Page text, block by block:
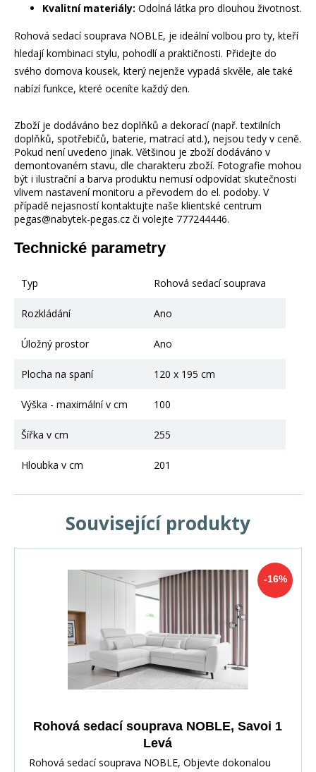
Kvalitní materiály: Odolná látka pro dlouhou životnost.
Rohová sedací souprava NOBLE, je ideální volbou pro ty, kteří
hledají kombinaci stylu, pohodlí a praktičnosti. Přidejte do
svého domova kousek, který nejenže vypadá skvěle, ale také
nabízí funkce, které oceníte každý den.
Zboží je dodáváno bez doplňků a dekorací (např. textilních
doplňků, spotřebičů, baterie, matrací atd.), nejsou tedy v ceně.
Pokud není uvedeno jinak. Většinou je zboží dodáváno v
demontovaném stavu, dle charakteru zboží. Fotografie mohou
být i ilustrační a barva produktu nemusí odpovídat skutečnosti
vlivem nastavení monitoru a převodem do el. podoby. V
případě nejasností kontaktujte naše klientské centrum
pegas@nabytek-pegas.cz či volejte 777244446.
Technické parametry
Typ Rohová sedací souprava
Rozkládání Ano
Úložný prostor Ano
Plocha na spaní 120 x 195 cm
Výška - maximální v cm 100
Šířka v cm 255
Hloubka v cm 201
Související produkty
-16%
Rohová sedací souprava NOBLE, Savoi 1
Levá
Rohová sedací souprava NOBLE, Objevte dokonalou